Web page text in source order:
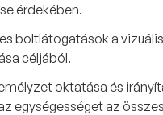
érdekében.
boltlátogatások a
céljából.
oktatása és
egységességet az